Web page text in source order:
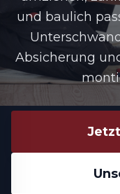
und baulich
Absicherung